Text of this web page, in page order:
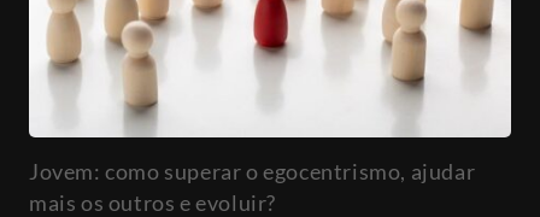
Jovem: como superar o egocentrismo, ajudar
mais os outros e evoluir?